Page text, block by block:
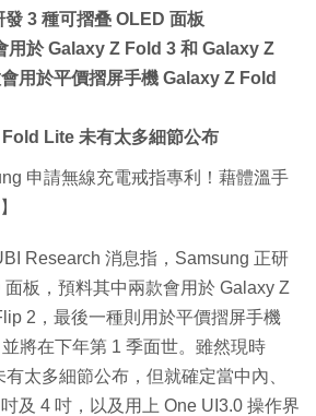
3 種可摺叠 OLED 面板
用於 Galaxy Z Fold 3 和 Galaxy Z
用於平價摺屏手機 Galaxy Z Fold
Lite 未有太多細節公布
申請無線充電戒指專利！藉體溫手
】
Research 消息指，Samsung 正研
板，預料其中兩款會用於 Galaxy Z
2，最後一種則用於平價摺屏手機
將在下年第 1 季面世。雖然現時
太多細節公布，但就確定當中內、
及 4 吋，以及用上 One UI3.0 操作界